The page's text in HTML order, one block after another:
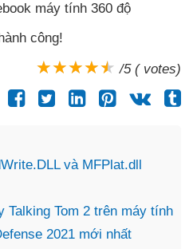
máy tính 360 độ
công!
/5 ( votes)
và MFPlat.dll
Talking Tom 2 trên máy tính
2021 mới nhất